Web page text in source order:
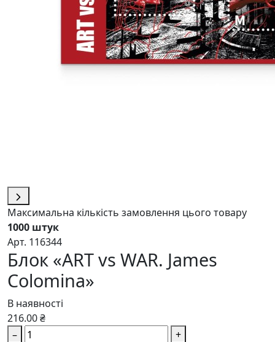
Максимальна кількість замовлення цього товару
1000 штук
Арт. 116344
Блок «ART vs WAR. James
Colomina»
В наявності
216.00 ₴
–
+